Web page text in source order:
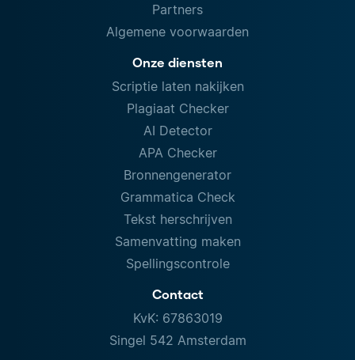
Partners
Algemene voorwaarden
Onze diensten
Scriptie laten nakijken
Plagiaat Checker
AI Detector
APA Checker
Bronnengenerator
Grammatica Check
Tekst herschrijven
Samenvatting maken
Spellingscontrole
Contact
KvK: 67863019
Singel 542 Amsterdam